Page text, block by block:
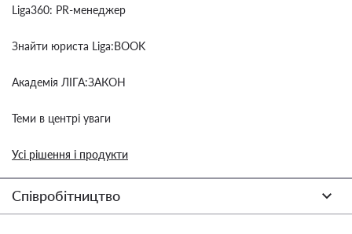
Liga360: PR-менеджер
Знайти юриста Liga:BOOK
Академія ЛІГА:ЗАКОН
Теми в центрі уваги
Усі рішення і продукти
Співробітництво